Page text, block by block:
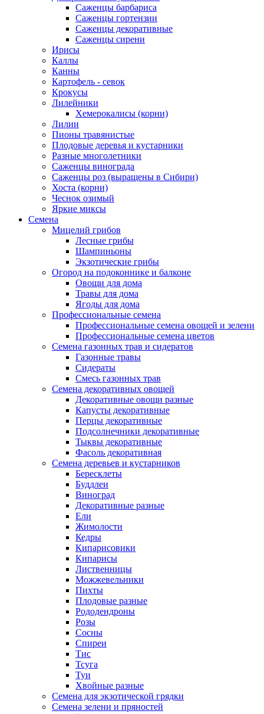
Саженцы барбариса
Саженцы гортензии
Саженцы декоративные
Саженцы сирени
Ирисы
Каллы
Канны
Картофель - севок
Крокусы
Лилейники
Хемерокалисы (корни)
Лилии
Пионы травянистые
Плодовые деревья и кустарники
Разные многолетники
Саженцы винограда
Саженцы роз (выращены в Сибири)
Хоста (корни)
Чеснок озимый
Яркие миксы
Семена
Мицелий грибов
Лесные грибы
Шампиньоны
Экзотические грибы
Огород на подоконнике и балконе
Овощи для дома
Травы для дома
Ягоды для дома
Профессиональные семена
Профессиональные семена овощей и зелени
Профессиональные семена цветов
Семена газонных трав и сидератов
Газонные травы
Сидераты
Смесь газонных трав
Семена декоративных овощей
Декоративные овощи разные
Капусты декоративные
Перцы декоративные
Подсолнечники декоративные
Тыквы декоративные
Фасоль декоративная
Семена деревьев и кустарников
Бересклеты
Буддлеи
Виноград
Декоративные разные
Ели
Жимолости
Кедры
Кипарисовики
Кипарисы
Лиственницы
Можжевельники
Пихты
Плодовые разные
Рододендроны
Розы
Сосны
Спиреи
Тис
Тсуга
Туи
Хвойные разные
Семена для экзотической грядки
Семена зелени и пряностей